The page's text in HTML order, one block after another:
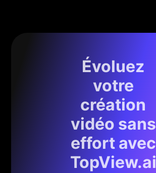
Évoluez
votre
création
vidéo sans
effort avec
TopView.ai